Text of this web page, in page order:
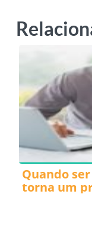
Quando
torna um